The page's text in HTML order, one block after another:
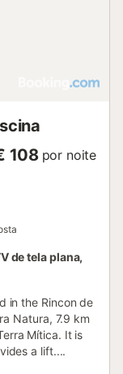
108 por noite
de tela plana,
in the Rincon de
Natura, 7.9 km
Mítica. It is
a lift....